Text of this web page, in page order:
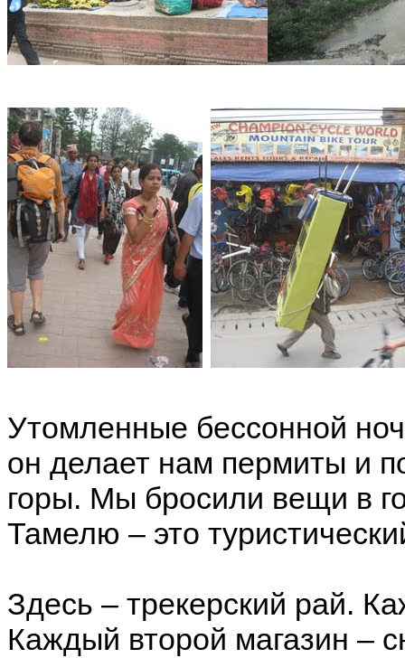
Утомленные бессонной
он делает нам пермиты и
горы. Мы бросили вещи в
Тамелю – это
Здесь – трекерский рай.
Каждый второй магазин –